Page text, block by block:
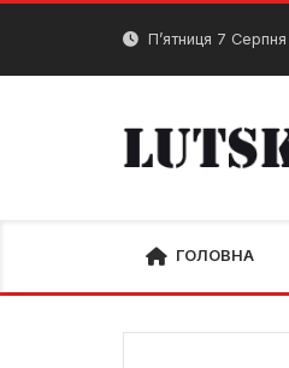
Skip
П’ятниця 7
ГОЛОВНА